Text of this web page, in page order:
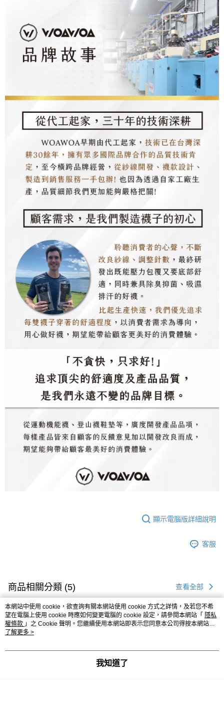
顯示電腦版詳細說明
客服
商品相關分類 (5) 查看全部
【登山襪】➡️十倍吸汗能量襪 👉🏻經典幾何⛰️素面襪筒中筒襪
🏆️熱銷人氣TOP-跟著買就對了!
本網站中使用 cookie，欲查詢有關本網站使用 cookie 方式之詳情，及若您不希
望在電腦上使用 cookie 時應如何變更電腦的 cookie 設定，請參閱本網站「 隱私
權條款 」之 Cookie 聲明。您繼續使用本網站即表示您同意本公司得按本網站使
用條款之 Cookie 聲明使用 cookie。
了解更多 >
我知道了